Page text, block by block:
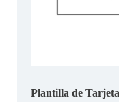
Plantilla de